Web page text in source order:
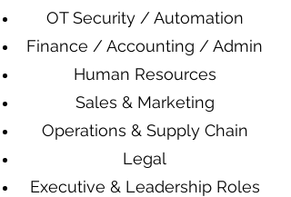
OT Security / Automation
Finance / Accounting / Admin
Human Resources
Sales & Marketing
Operations & Supply Chain
Legal
Executive & Leadership Roles